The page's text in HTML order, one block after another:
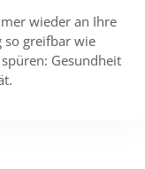
wieder an Ihre
so greifbar wie
Gesundheit